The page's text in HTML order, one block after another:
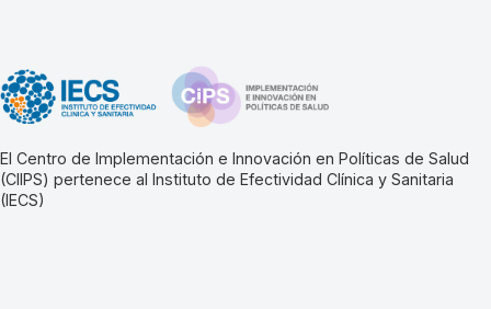
El Centro de Implementación e Innovación en Políticas de Salud
(CIIPS) pertenece al Instituto de Efectividad Clínica y Sanitaria
(IECS)